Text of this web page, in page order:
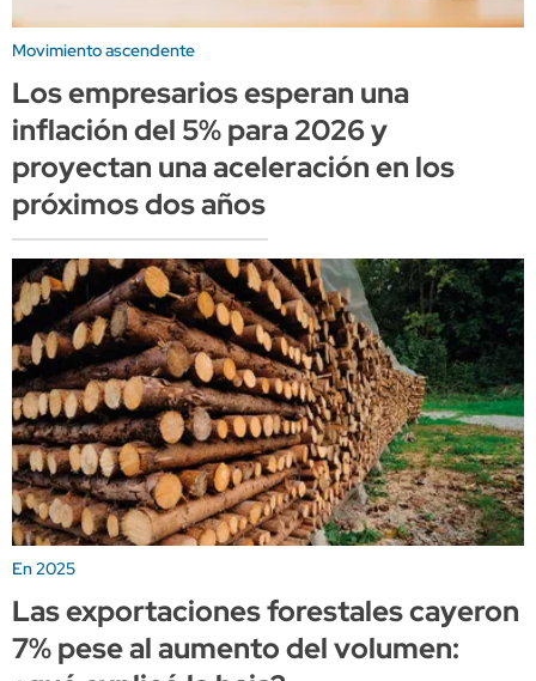
Movimiento ascendente
Los empresarios esperan una
inflación del 5% para 2026 y
proyectan una aceleración en los
próximos dos años
En 2025
Las exportaciones forestales cayeron
7% pese al aumento del volumen: